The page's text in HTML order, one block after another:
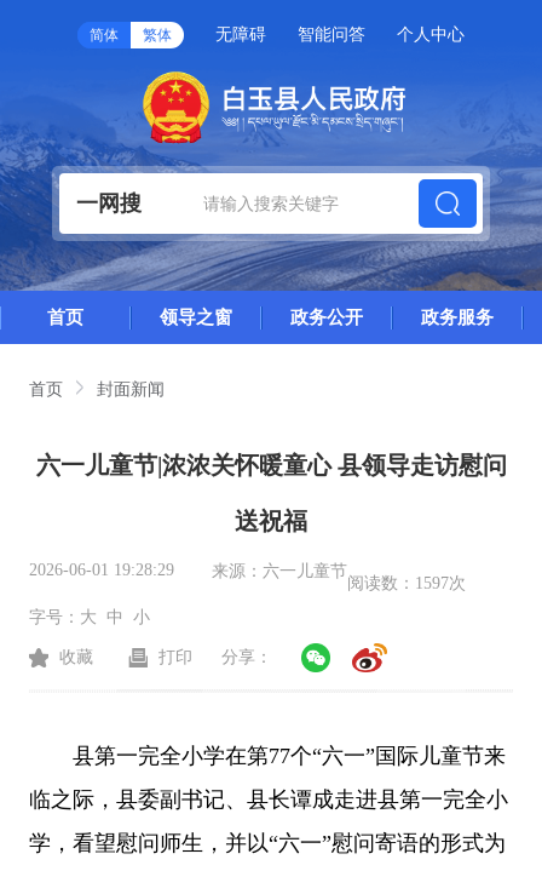
简体 繁体 无障碍 智能问答 个人中心
一网搜
首页 领导之窗 政务公开 政务服务
首页 封面新闻
六一儿童节|浓浓关怀暖童心 县领导走访慰问
送祝福
2026-06-01 19:28:29 来源： 六一儿童节
阅读数： 1597次
字号： 大 中 小
收藏 打印 分享：
县第一完全小学在第77个“六一”国际儿童节来
临之际，县委副书记、县长谭成走进县第一完全小
学，看望慰问师生，并以“六一”慰问寄语的形式为